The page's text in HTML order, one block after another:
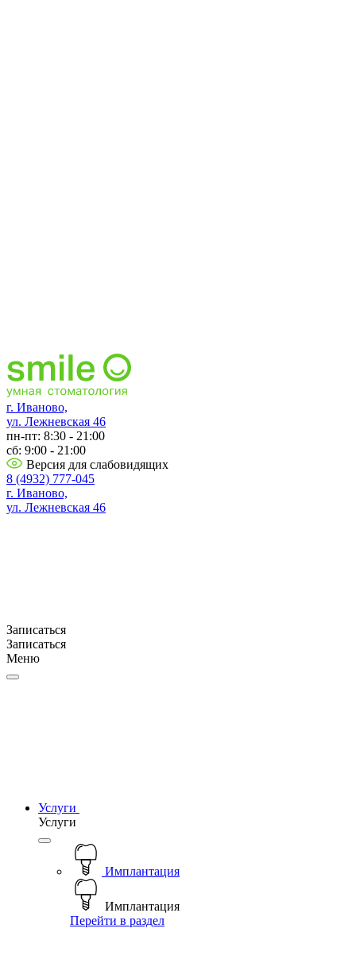
г. Иваново,
ул. Лежневская 46
пн-пт: 8:30 - 21:00
сб: 9:00 - 21:00
Версия для слабовидящих
8 (4932) 777-045
г. Иваново,
ул. Лежневская 46
Записаться
Записаться
Меню
Услуги
Услуги
Имплантация
Имплантация
Перейти в раздел